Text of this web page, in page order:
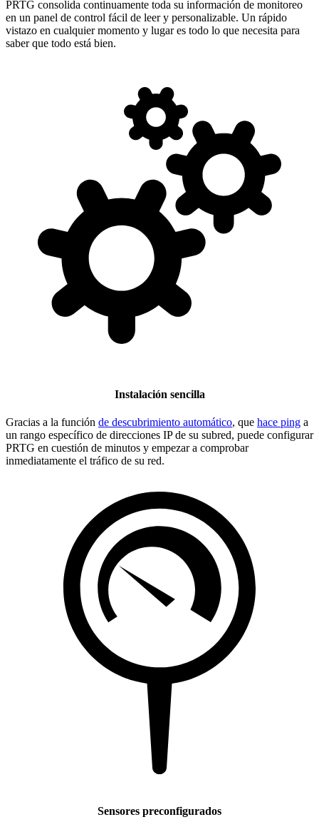
PRTG consolida continuamente toda su información de monitoreo
en un panel de control fácil de leer y personalizable. Un rápido
vistazo en cualquier momento y lugar es todo lo que necesita para
saber que todo está bien.
Instalación sencilla
Gracias a la función de descubrimiento automático, que hace ping a
un rango específico de direcciones IP de su subred, puede configurar
PRTG en cuestión de minutos y empezar a comprobar
inmediatamente el tráfico de su red.
Sensores preconfigurados